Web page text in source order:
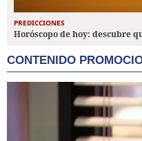
PREDICCIONES
Horóscopo de hoy: descubre
CONTENIDO